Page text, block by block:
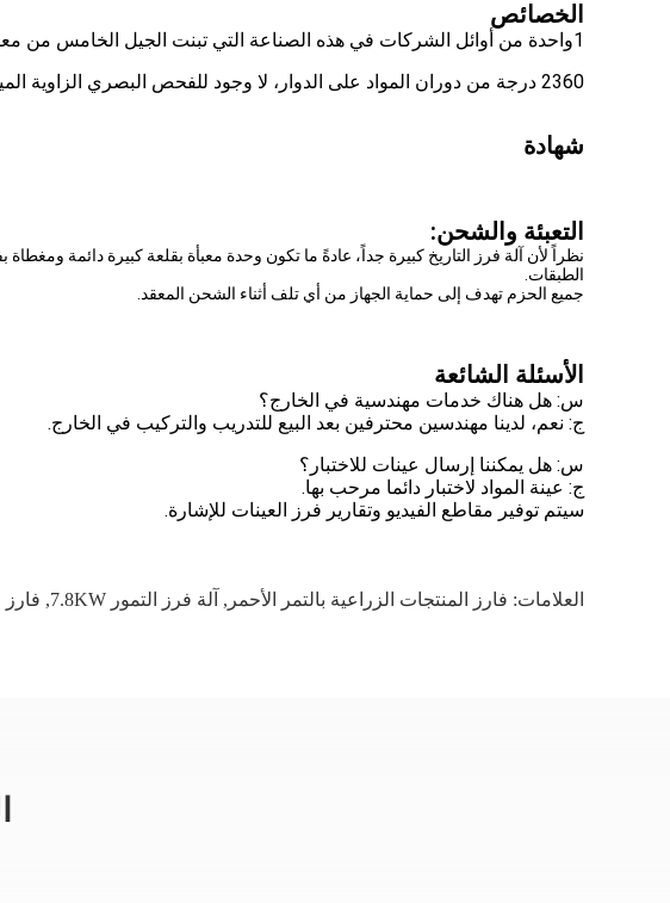
الخصائص
1واحدة من أوائل الشركات في هذه الصناعة التي تبنت الجيل الخامس من معالجات FPGA
2360 درجة من دوران المواد على الدوار، لا وجود للفحص البصري الزاوية الميتة لتحسين دقة فرز المنتج.
شهادة